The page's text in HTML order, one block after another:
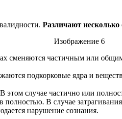
Различают несколько
сменяются частичным или
подкорковые ядра и
случае частично или
В случае
нарушение сознания.